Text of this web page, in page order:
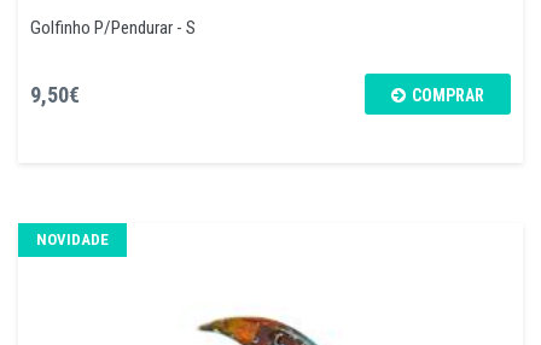
Golfinho P/Pendurar - S
9,50€ COMPRAR
NOVIDADE